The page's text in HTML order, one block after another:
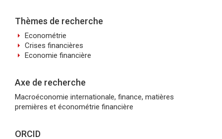
Thèmes de recherche
arrow_right Econométrie
arrow_right Crises financières
arrow_right Economie financière
Axe de recherche
Macroéconomie internationale, finance, matières
premières et économétrie financière
ORCID